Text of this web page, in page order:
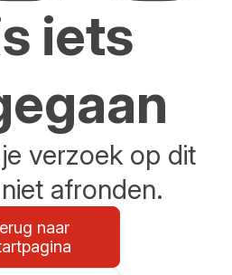
iets
verzoek op dit
afronden.
naar